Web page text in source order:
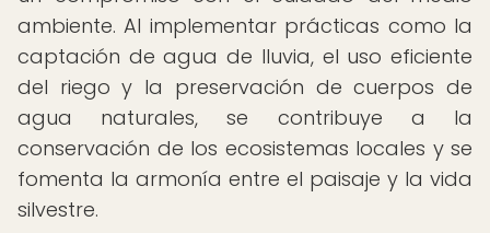
ambiente. Al implementar prácticas como la
captación de agua de lluvia, el uso eficiente
del riego y la preservación de cuerpos de
agua naturales, se contribuye a la
conservación de los ecosistemas locales y se
fomenta la armonía entre el paisaje y la vida
silvestre.